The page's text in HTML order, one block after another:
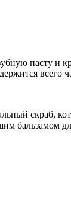
пасту и
всего
скраб,
бальзамом